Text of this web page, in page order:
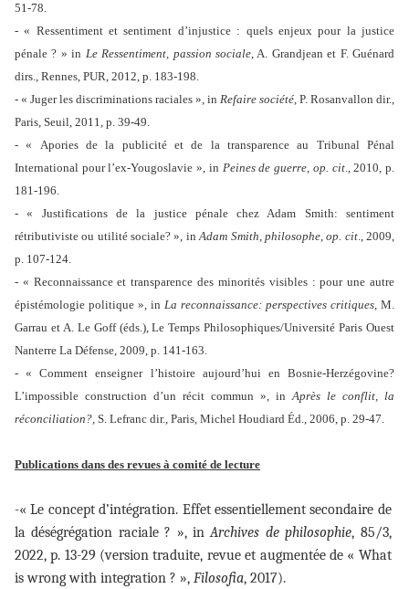
51-78.
- « Ressentiment et sentiment d’injustice : quels enjeux pour la justice
pénale ? » in Le Ressentiment, passion sociale, A. Grandjean et F. Guénard
dirs., Rennes, PUR, 2012, p. 183-198.
- « Juger les discriminations raciales », in Refaire société, P. Rosanvallon dir.,
Paris, Seuil, 2011, p. 39-49.
- « Apories de la publicité et de la transparence au Tribunal Pénal
International pour l’ex-Yougoslavie », in Peines de guerre, op. cit., 2010, p.
181-196.
- « Justifications de la justice pénale chez Adam Smith: sentiment
rétributiviste ou utilité sociale? », inAdam Smith, philosophe,op. cit., 2009,
p. 107-124.
- « Reconnaissance et transparence des minorités visibles : pour une autre
épistémologie politique », in La reconnaissance: perspectives critiques, M.
Garrau et A. Le Goff (éds.), Le Temps Philosophiques/Université Paris Ouest
Nanterre La Défense, 2009, p. 141-163.
- « Comment enseigner l’histoire aujourd’hui en Bosnie-Herzégovine?
L’impossible construction d’un récit commun », inAprès le conflit, la
réconciliation?, S. Lefranc dir., Paris, Michel Houdiard Éd., 2006, p. 29-47.
Publications dans des revues à comité de lecture
-« Le concept d’intégration. Effet essentiellement secondaire de
la déségrégation raciale ? », inArchives de philosophie, 85/3,
2022, p. 13-29 (version traduite, revue et augmentée de « What
is wrong with integration ? », Filosofia, 2017).